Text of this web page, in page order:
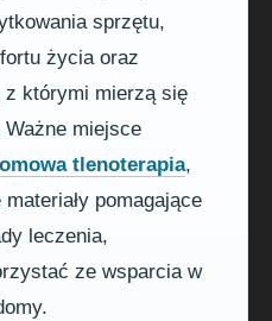
sprzętu,
życia oraz
którymi mierzą się
miejsce
tlenoterapia,
pomagające
leczenia,
ze wsparcia w